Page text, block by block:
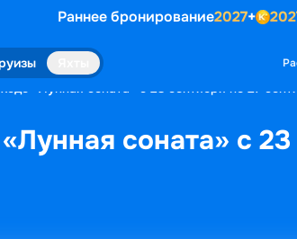
Раннее бронирование2027+
«Лунная соната» с 23 сентября по 27
соната» с